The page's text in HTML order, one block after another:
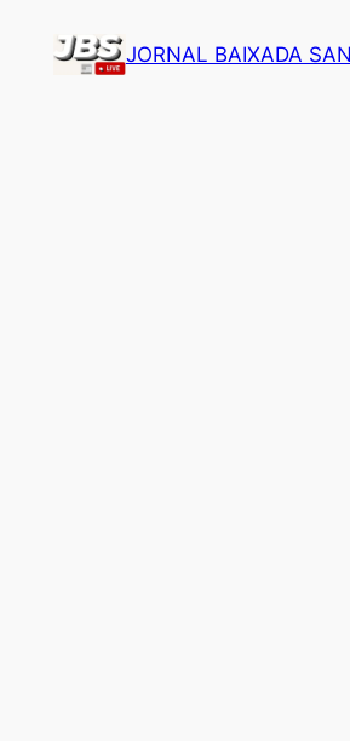
JORNAL BAIXADA